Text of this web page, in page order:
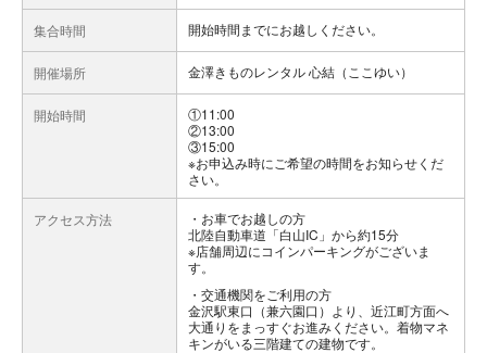
集合時間 開始時間までにお越しください。
開催場所 金澤きものレンタル 心結（ここゆい）
開始時間
①11:00
②13:00
③15:00
※お申込み時にご希望の時間をお知らせくだ
さい。
アクセス方法
お車でお越しの方
北陸自動車道「白山IC」から約15分
※店舗周辺にコインパーキングがございま
す。
交通機関をご利用の方
金沢駅東口（兼六園口）より、近江町方面へ
大通りをまっすぐお進みください。着物マネ
キンがいる三階建ての建物です。